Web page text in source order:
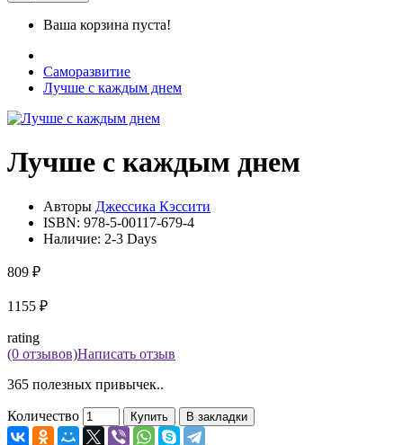
Ваша корзина пуста!
Саморазвитие
Лучше с каждым днем
Лучше с каждым днем
Авторы Джессика Кэссити
ISBN: 978-5-00117-679-4
Наличие: 2-3 Days
809 ₽
1155 ₽
rating
(0 отзывов)Написать отзыв
365 полезных привычек..
Количество Купить В закладки